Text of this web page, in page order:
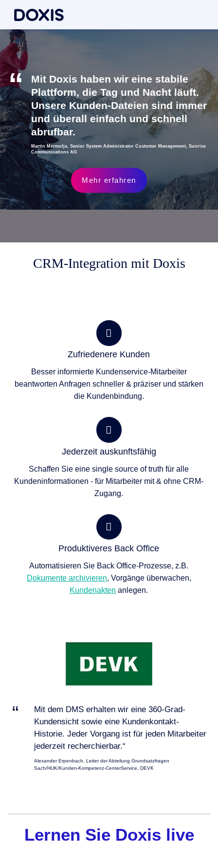
Mit Doxis haben wir eine stabile
Plattform, die Tag und Nacht läuft.
Unsere Kunden-Dateien sind immer
und überall einfach und schnell
abrufbar.
Martin Mermolja, Senior System Administrator Customer Management, Sunrise
Communications AG
Mehr erfahren
CRM-Integration mit Doxis
Zufriedenere Kunden
Besser informierte Kundenservice-Mitarbeiter
beantworten Anfragen schneller & präziser und stärken
die Kundenbindung.
Jederzeit auskunftsfähig
Schaffen Sie eine single source of truth für alle
Kundeninformationen - für Mitarbeiter mit & ohne CRM-
Zugang.
Produktiveres Back Office
Automatisieren Sie Back Office-Prozesse, z.B.
Dokumente archivieren, Vorgänge überwachen,
Kundenakten anlegen.
Mit dem DMS erhalten wir eine 360-Grad-
Kundensicht sowie eine Kundenkontakt-
Historie. Jeder Vorgang ist für jeden Mitarbeiter
jederzeit recherchierbar.“
Alexander Erpenbach, Leiter der Abteilung Grundsatzfragen
Sach/HUK/Kunden-Kompetenz-CenterService, DEVK
Lernen Sie Doxis live